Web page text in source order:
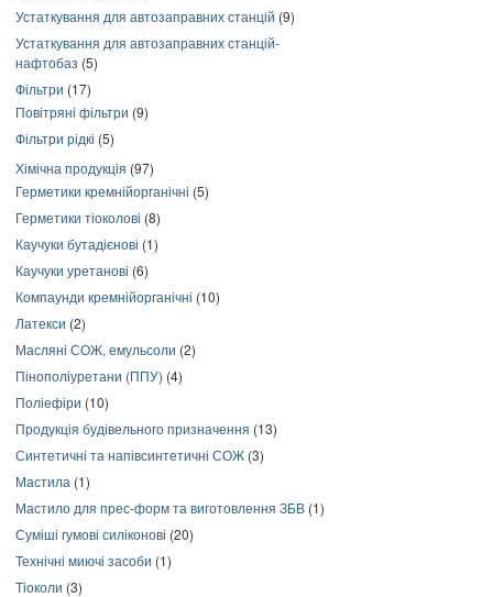
Устаткування для автозаправних станцій (9)
Устаткування для автозаправних станцій-
нафтобаз (5)
Фільтри (17)
Повітряні фільтри (9)
Фільтри рідкі (5)
Хімічна продукція (97)
Герметики кремнійорганічні (5)
Герметики тіоколові (8)
Каучуки бутадієнові (1)
Каучуки уретанові (6)
Компаунди кремнійорганічні (10)
Латекси (2)
Масляні СОЖ, емульсоли (2)
Пінополіуретани (ППУ) (4)
Поліефіри (10)
Продукція будівельного призначення (13)
Синтетичні та напівсинтетичні СОЖ (3)
Мастила (1)
Мастило для прес-форм та виготовлення ЗБВ (1)
Суміші гумові силіконові (20)
Технічні миючі засоби (1)
Тіоколи (3)